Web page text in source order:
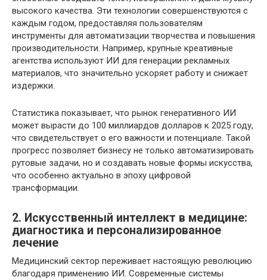
высокого качества. Эти технологии совершенствуются с
каждым годом, предоставляя пользователям
инструменты для автоматизации творчества и повышения
производительности. Например, крупные креативные
агентства используют ИИ для генерации рекламных
материалов, что значительно ускоряет работу и снижает
издержки.
Статистика показывает, что рынок генеративного ИИ
может вырасти до 100 миллиардов долларов к 2025 году,
что свидетельствует о его важности и потенциале. Такой
прогресс позволяет бизнесу не только автоматизировать
рутовые задачи, но и создавать новые формы искусства,
что особенно актуально в эпоху цифровой
трансформации.
2. Искусственный интеллект в медицине:
диагностика и персонализированное
лечение
Медицинский сектор переживает настоящую революцию
благодаря применению ИИ. Современные системы